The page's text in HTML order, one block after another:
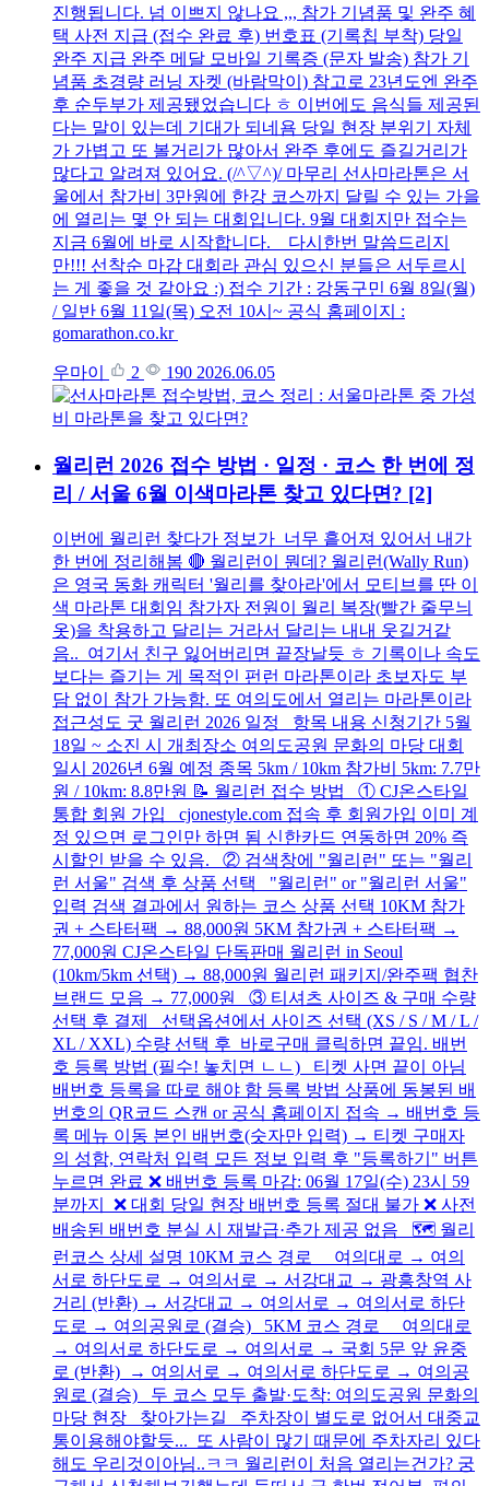
진행됩니다. 넘 이쁘지 않나요 ,,, 참가 기념품 및 완주 혜
택 사전 지급 (접수 완료 후) 번호표 (기록칩 부착) 당일
완주 지급 완주 메달 모바일 기록증 (문자 발송) 참가 기
념품 초경량 러닝 자켓 (바람막이) 참고로 23년도엔 완주
후 순두부가 제공됐었습니다 ㅎ 이번에도 음식들 제공된
다는 말이 있는데 기대가 되네욤 당일 현장 분위기 자체
가 가볍고 또 볼거리가 많아서 완주 후에도 즐길거리가
많다고 알려져 있어요. (/^▽^)/ 마무리 선사마라톤은 서
울에서 참가비 3만원에 한강 코스까지 달릴 수 있는 가을
에 열리는 몇 안 되는 대회입니다. 9월 대회지만 접수는
지금 6월에 바로 시작합니다. 다시한번 말씀드리지
만!!! 선착순 마감 대회라 관심 있으신 분들은 서두르시
는 게 좋을 것 같아요 :) 접수 기간 : 강동구민 6월 8일(월)
/ 일반 6월 11일(목) 오전 10시~ 공식 홈페이지 :
gomarathon.co.kr
우마이 2 190 2026.06.05
월리런 2026 접수 방법 · 일정 · 코스 한 번에 정
리 / 서울 6월 이색마라톤 찾고 있다면? [2]
이번에 월리런 찾다가 정보가 너무 흩어져 있어서 내가
한 번에 정리해봄 🔴 월리런이 뭔데? 월리런(Wally Run)
은 영국 동화 캐릭터 '월리를 찾아라'에서 모티브를 딴 이
색 마라톤 대회임 참가자 전원이 월리 복장(빨간 줄무늬
옷)을 착용하고 달리는 거라서 달리는 내내 웃길거같
음.. 여기서 친구 잃어버리면 끝장날듯 ㅎ 기록이나 속도
보다는 즐기는 게 목적인 펀런 마라톤이라 초보자도 부
담 없이 참가 가능함. 또 여의도에서 열리는 마라톤이라
접근성도 굿 월리런 2026 일정 항목 내용 신청기간 5월
18일 ~ 소진 시 개최장소 여의도공원 문화의 마당 대회
일시 2026년 6월 예정 종목 5km / 10km 참가비 5km: 7.7만
원 / 10km: 8.8만원 📝 월리런 접수 방법 ① CJ온스타일
통합 회원 가입 cjonestyle.com 접속 후 회원가입 이미 계
정 있으면 로그인만 하면 됨 신한카드 연동하면 20% 즉
시할인 받을 수 있음. ② 검색창에 "월리런" 또는 "월리
런 서울" 검색 후 상품 선택 "월리런" or "월리런 서울"
입력 검색 결과에서 원하는 코스 상품 선택 10KM 참가
권 + 스타터팩 → 88,000원 5KM 참가권 + 스타터팩 →
77,000원 CJ온스타일 단독판매 월리런 in Seoul
(10km/5km 선택) → 88,000원 월리런 패키지/완주팩 협찬
브랜드 모음 → 77,000원 ③ 티셔츠 사이즈 & 구매 수량
선택 후 결제 선택옵션에서 사이즈 선택 (XS / S / M / L /
XL / XXL) 수량 선택 후 바로구매 클릭하면 끝임. 배번
호 등록 방법 (필수! 놓치면 ㄴㄴ) 티켓 사면 끝이 아님
배번호 등록을 따로 해야 함 등록 방법 상품에 동봉된 배
번호의 QR코드 스캔 or 공식 홈페이지 접속 → 배번호 등
록 메뉴 이동 본인 배번호(숫자만 입력) → 티켓 구매자
의 성함, 연락처 입력 모든 정보 입력 후 "등록하기" 버튼
누르면 완료 ❌ 배번호 등록 마감: 06월 17일(수) 23시 59
분까지 ❌ 대회 당일 현장 배번호 등록 절대 불가 ❌ 사전
배송된 배번호 분실 시 재발급·추가 제공 없음 🗺️ 월리
런코스 상세 설명 10KM 코스 경로 여의대로 → 여의
서로 하단도로 → 여의서로 → 서강대교 → 광흥창역 사
거리 (반환) → 서강대교 → 여의서로 → 여의서로 하단
도로 → 여의공원로 (결승) 5KM 코스 경로 여의대로
→ 여의서로 하단도로 → 여의서로 → 국회 5문 앞 윤중
로 (반환) → 여의서로 → 여의서로 하단도로 → 여의공
원로 (결승) 두 코스 모두 출발·도착: 여의도공원 문화의
마당 현장 찾아가는길 주차장이 별도로 없어서 대중교
통이용해야할듯... 또 사람이 많기 때문에 주차자리 있다
해도 우리것이아님..ㅋㅋ 월리런이 처음 열리는건가? 궁